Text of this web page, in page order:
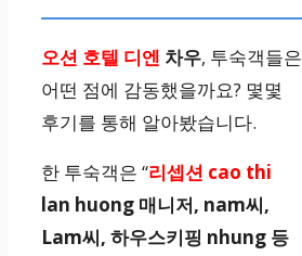
넓은 거실
특별한 날, 럭셔
리 경험
오션 호텔 디엔 차우, 투숙객들은
어떤 점에 감동했을까요? 몇몇
후기를 통해 알아봤습니다.
한 투숙객은 “리셉션 cao thi
lan huong 매니저, nam씨,
Lam씨, 하우스키핑 nhung 등